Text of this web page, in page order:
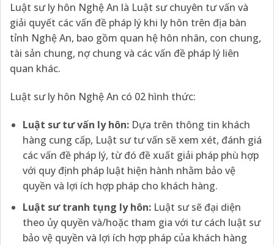
Luật sư ly hôn Nghệ An là Luật sư chuyên tư vấn và
giải quyết các vấn đề pháp lý khi ly hôn trên địa bàn
tỉnh Nghệ An, bao gồm quan hệ hôn nhân, con chung,
tài sản chung, nợ chung và các vấn đề pháp lý liên
quan khác.
Luật sư ly hôn Nghệ An có 02 hình thức:
Luật sư tư vấn ly hôn: Dựa trên thông tin khách
hàng cung cấp, Luật sư tư vấn sẽ xem xét, đánh giá
các vấn đề pháp lý, từ đó đề xuất giải pháp phù hợp
với quy định pháp luật hiện hành nhằm bảo vệ
quyền và lợi ích hợp pháp cho khách hàng.
Luật sư tranh tụng ly hôn: Luật sư sẽ đại diện
theo ủy quyền và/hoặc tham gia với tư cách luật sư
bảo vệ quyền và lợi ích hợp pháp của khách hàng